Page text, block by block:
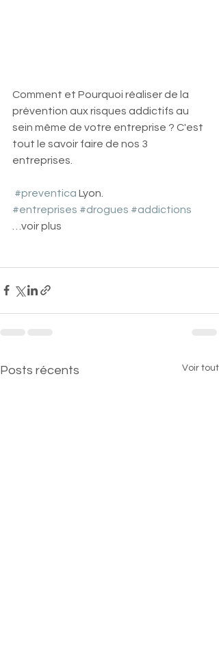
Comment et Pourquoi réaliser de la
prévention aux risques addictifs au
sein même de votre entreprise ? C'est
tout le savoir faire de nos 3
entreprises.
#preventica Lyon.
#entreprises #drogues #addictions
…voir plus
Posts récents Voir tout